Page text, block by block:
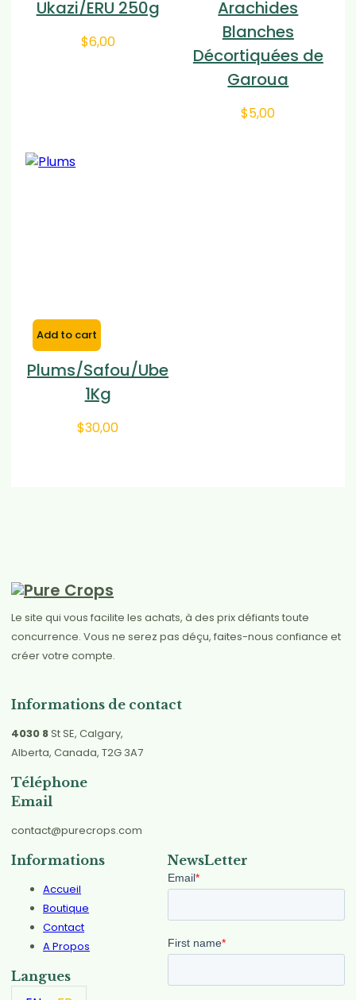
Ukazi/ERU 250g
$6,00
Arachides
Blanches
Décortiquées de
Garoua
$5,00
Add to cart
Plums/Safou/Ube
1Kg
$30,00
Le site qui vous facilite les achats, à des prix défiants toute
concurrence. Vous ne serez pas déçu, faites-nous confiance et
créer votre compte.
Informations de contact
4030 8St SE, Calgary,
Alberta, Canada, T2G 3A7
Téléphone
Email
contact@purecrops.com
Informations
Accueil
Boutique
Contact
A Propos
Langues
NewsLetter